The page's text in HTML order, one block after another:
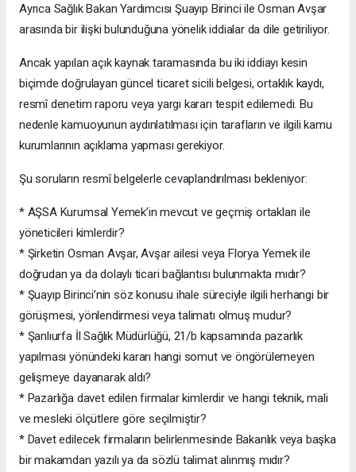
Ayrıca Sağlık Bakan Yardımcısı Şuayıp Birinci ile Osman Avşar
arasında bir ilişki bulunduğuna yönelik iddialar da dile getiriliyor.
Ancak yapılan açık kaynak taramasında bu iki iddiayı kesin
biçimde doğrulayan güncel ticaret sicili belgesi, ortaklık kaydı,
resmî denetim raporu veya yargı kararı tespit edilemedi. Bu
nedenle kamuoyunun aydınlatılması için tarafların ve ilgili kamu
kurumlarının açıklama yapması gerekiyor.
Şu soruların resmî belgelerle cevaplandırılması bekleniyor:
* AŞSA Kurumsal Yemek’in mevcut ve geçmiş ortakları ile
yöneticileri kimlerdir?
* Şirketin Osman Avşar, Avşar ailesi veya Florya Yemek ile
doğrudan ya da dolaylı ticari bağlantısı bulunmakta mıdır?
* Şuayıp Birinci’nin söz konusu ihale süreciyle ilgili herhangi bir
görüşmesi, yönlendirmesi veya talimatı olmuş mudur?
* Şanlıurfa İl Sağlık Müdürlüğü, 21/b kapsamında pazarlık
yapılması yönündeki kararı hangi somut ve öngörülemeyen
gelişmeye dayanarak aldı?
* Pazarlığa davet edilen firmalar kimlerdir ve hangi teknik, mali
ve mesleki ölçütlere göre seçilmiştir?
* Davet edilecek firmaların belirlenmesinde Bakanlık veya başka
bir makamdan yazılı ya da sözlü talimat alınmış mıdır?